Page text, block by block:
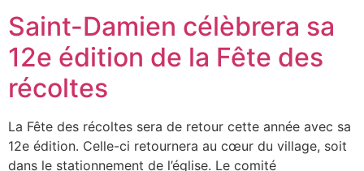
Saint-Damien célèbrera sa
12e édition de la Fête des
récoltes
La Fête des récoltes sera de retour cette année avec sa
12e édition. Celle-ci retournera au cœur du village, soit
dans le stationnement de l’église. Le comité